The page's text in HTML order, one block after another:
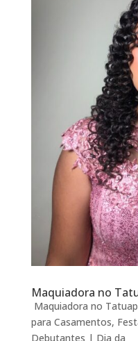
Maquiadora no
Maquiadora no
para Casamentos,
Debutantes | Dia da